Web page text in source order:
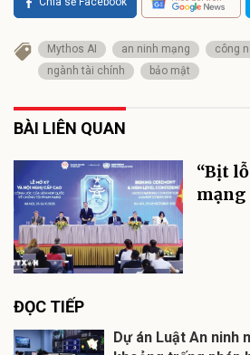
Mythos AI an ninh mạng công
ngành tài chính
bảo mật
BÀI LIÊN QUAN
“Bịt
mạng
ĐỌC TIẾP
Dự án Luật An ninh